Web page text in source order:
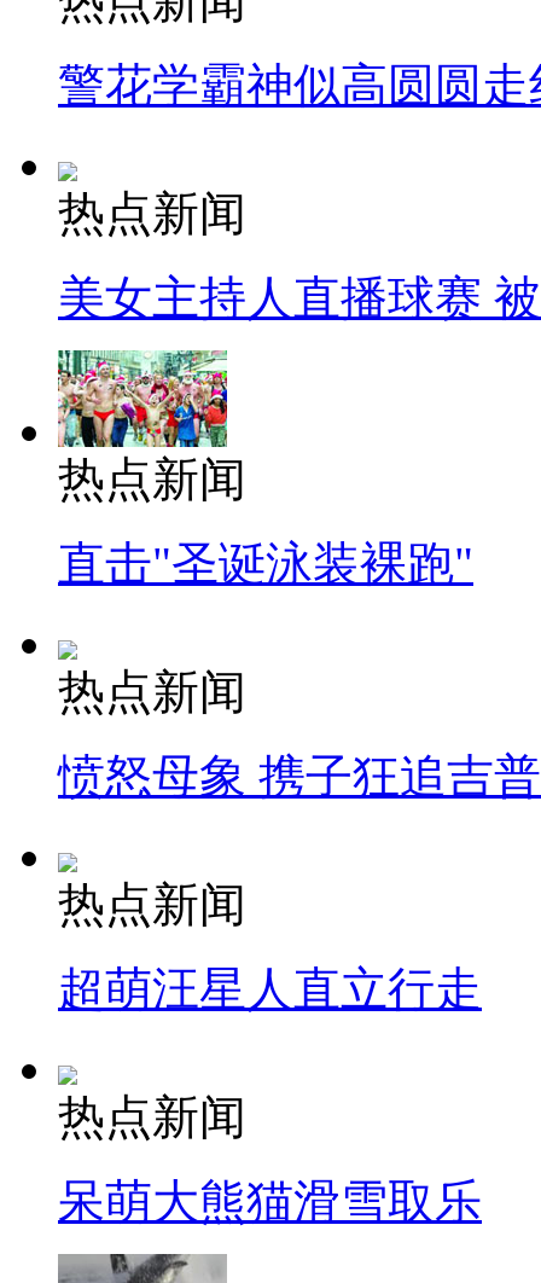
警花学霸神似高圆圆走
热点新闻
美女主持人直播球赛
热点新闻
直击"圣诞泳装裸跑"
热点新闻
愤怒母象 携子狂追吉
热点新闻
超萌汪星人直立行走
热点新闻
呆萌大熊猫滑雪取乐